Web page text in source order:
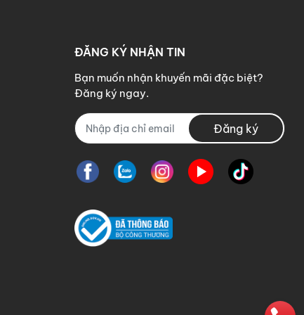
ĐĂNG KÝ NHẬN TIN
Bạn muốn nhận khuyến mãi đặc biệt?
Đăng ký ngay.
Đăng ký